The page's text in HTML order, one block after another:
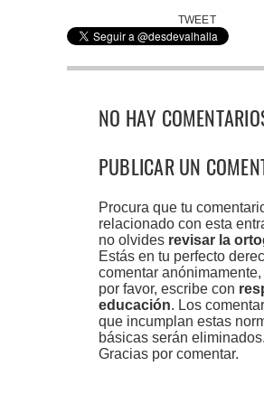
TWEET
NO HAY
PUBLICAR UN
Procura que tu
relacionado con esta
no olvides revisar la
Estás en tu perfecto
comentar
por favor, escribe con
educación. Los
que incumplan estas
básicas serán eliminados.
Gracias por comentar.